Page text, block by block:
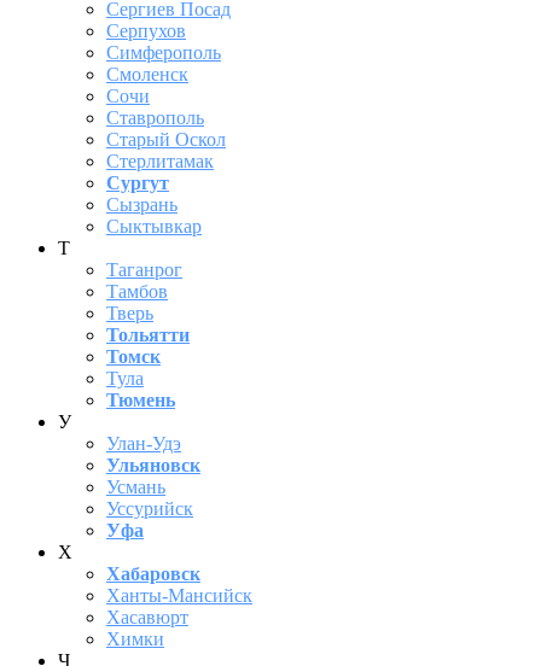
Сергиев Посад
Серпухов
Симферополь
Смоленск
Сочи
Ставрополь
Старый Оскол
Стерлитамак
Сургут
Сызрань
Сыктывкар
Т
Таганрог
Тамбов
Тверь
Тольятти
Томск
Тула
Тюмень
У
Улан-Удэ
Ульяновск
Усмань
Уссурийск
Уфа
Х
Хабаровск
Ханты-Мансийск
Хасавюрт
Химки
Ч